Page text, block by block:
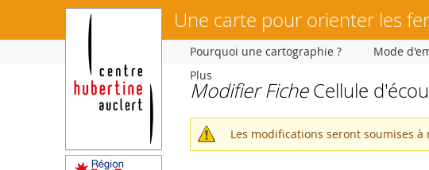
Une carte pour orienter les
Vous
êtes
ici
Modifier FicheCellule
Message
Les modifications seront soumises
Pourquoi une cartographie ? Mode
Plus